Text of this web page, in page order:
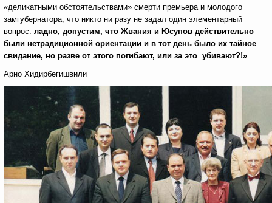
«деликатными обстоятельствами» смерти премьера и молодого
замгубернатора, что никто ни разу не задал один элементарный
вопрос: ладно, допустим, что Жвания и Юсупов действительно
были нетрадиционной ориентации и в тот день было их тайное
свидание, но разве от этого погибают, или за это убивают?!»
Арно Хидирбегишвили